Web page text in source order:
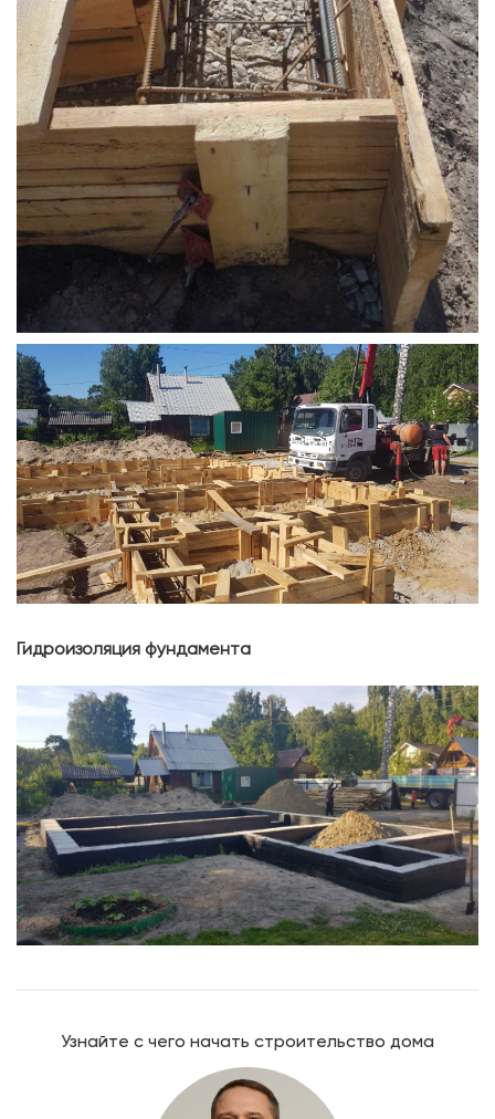
Гидроизоляция фундамента
Узнайте с чего начать строительство дома